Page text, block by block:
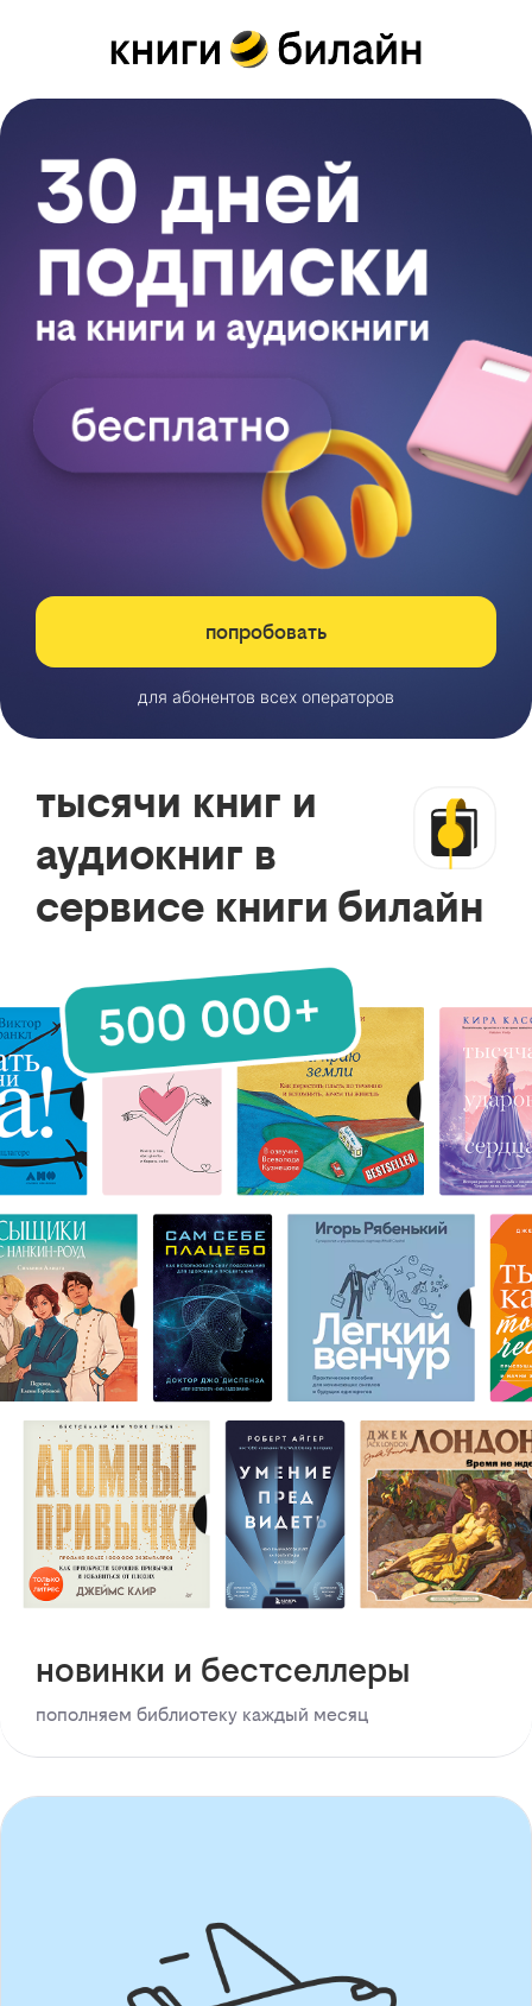
попробовать
для абонентов всех операторов
тысячи книг и
аудиокниг в
сервисе книги билайн
новинки и бестселлеры
пополняем библиотеку каждый месяц